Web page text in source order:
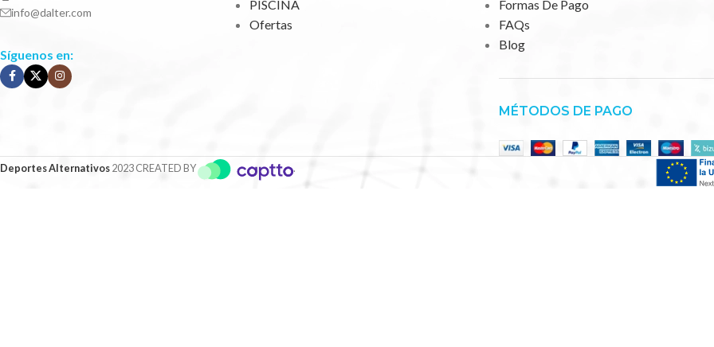
info@dalter.com
Síguenos en:
PISCINA
Ofertas
Formas De Pago
FAQs
Blog
MÉTODOS DE PAGO
Deportes Alternativos2023 CREATED BY .